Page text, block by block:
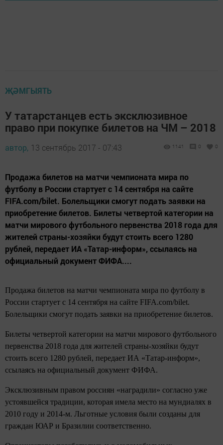
ҖӘМГЫЯТЬ
У татарстанцев есть эксклюзивное
право при покупке билетов на ЧМ – 2018
автор, 13 сентябрь 2017 - 07:43 1141 0 0
Продажа билетов на матчи чемпионата мира по
футболу в России стартует с 14 сентября на сайте
FIFA.com/bilet. Болельщики смогут подать заявки на
приобретение билетов. Билеты четвертой категории на
матчи мирового футбольного первенства 2018 года для
жителей страны-хозяйки будут стоить всего 1280
рублей, передает ИА «Татар-информ», ссылаясь на
официальный документ ФИФА....
Продажа билетов на матчи чемпионата мира по футболу в
России стартует с 14 сентября на сайте FIFA.com/bilet.
Болельщики смогут подать заявки на приобретение билетов.
Билеты четвертой категории на матчи мирового футбольного
первенства 2018 года для жителей страны-хозяйки будут
стоить всего 1280 рублей, передает ИА «Татар-информ»,
ссылаясь на официальный документ ФИФА.
Эксклюзивным правом россиян «наградили» согласно уже
устоявшейся традиции, которая имела место на мундиалях в
2010 году и 2014-м. Льготные условия были созданы для
граждан ЮАР и Бразилии соответственно.